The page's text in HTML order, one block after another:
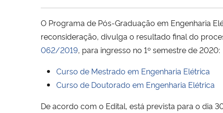
O Programa de Pós-Graduação em Engenharia
reconsideração, divulga o resultado final do
062/2019, para ingresso no 1º semestre de 2020:
Curso de Mestrado em Engenharia Elétrica
Curso de Doutorado em Engenharia Elétrica
De acordo com o Edital, está prevista para o dia